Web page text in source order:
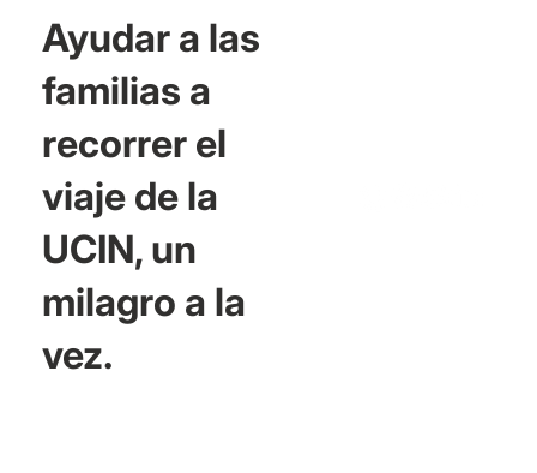
Ayudar a las
familias a
recorrer el
viaje de la
UCIN, un
milagro a la
vez.